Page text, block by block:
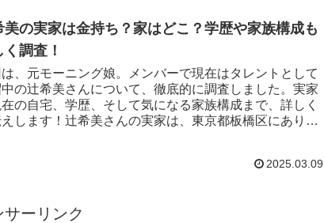
美の実家は金持ち？家はどこ？学歴や家族構成も
く調査！
、元モーニング娘。メンバーで現在はタレントとして
の辻希美さんについて、徹底的に調査しました。実家
の自宅、学歴、そして気になる家族構成まで、詳しく
します！辻希美さんの実家は、東京都板橋区にありま
2025.03.09
サーリンク